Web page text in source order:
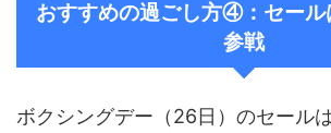
おすすめの過ごし方④：セール
参戦
ボクシングデー（26日）のセール